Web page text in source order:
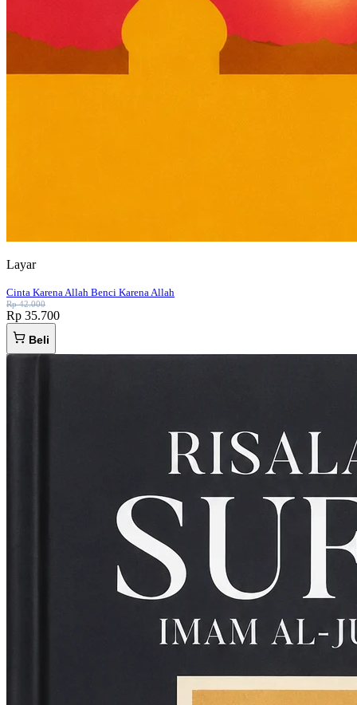
Layar
Cinta Karena Allah Benci Karena Allah
Rp 42.000
Rp 35.700
Beli